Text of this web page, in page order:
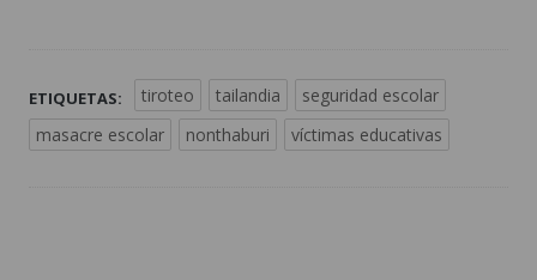
ETIQUETAS: tiroteo tailandia
seguridad escolar
masacre escolar
nonthaburi víctimas educativas